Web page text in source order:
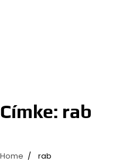
Címke: rab
Home rab